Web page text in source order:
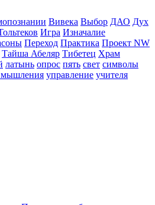
Вивека Выбор ДАО Дух
Игра Изначалие
Переход Практика Проект NW
Тайша Абеляр Тибетец Храм
латынь опрос пять свет символы
мышления управление учителя